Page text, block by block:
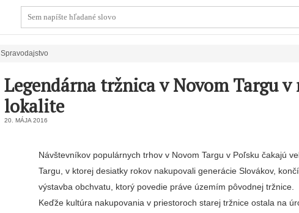
Spravodajstvo
Legendárna tržnica v Novom Targu v
lokalite
20. MÁJA 2016
Návštevníkov populárnych trhov v Novom Targu v Poľsku čakajú
Targu, v ktorej desiatky rokov nakupovali generácie Slovákov,
výstavba obchvatu, ktorý povedie práve územím pôvodnej tržnice.
Keďže kultúra nakupovania v priestoroch starej tržnice ostala na